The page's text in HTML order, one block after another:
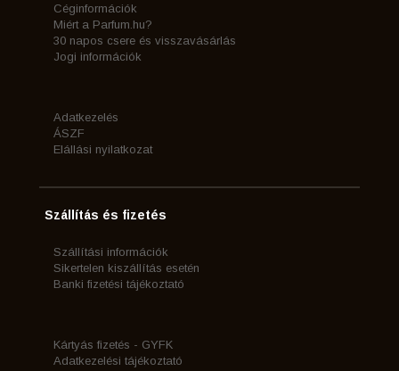
Céginformációk
Miért a Parfum.hu?
30 napos csere és visszavásárlás
Jogi információk
Adatkezelés
ÁSZF
Elállási nyilatkozat
Szállítás és fizetés
Szállítási információk
Sikertelen kiszállítás esetén
Banki fizetési tájékoztató
Kártyás fizetés - GYFK
Adatkezelési tájékoztató